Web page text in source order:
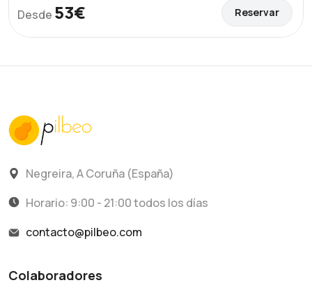
Desde 53€ Reservar
Negreira, A Coruña (España)
Horario: 9:00 - 21:00 todos los días
contacto@pilbeo.com
Colaboradores